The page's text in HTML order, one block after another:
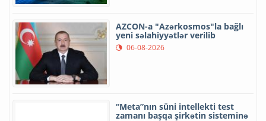
AZCON-a "Azərkosmos"la bağlı
yeni səlahiyyətlər verilib
06-08-2026
“Meta”nın süni intellekti test
zamanı başqa şirkətin sisteminə